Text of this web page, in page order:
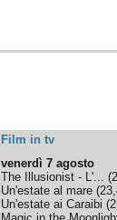
Film in tv
venerdì 7 agosto
The Illusionist - L'... (
Un'estate al mare (
Un'estate ai Caraibi (